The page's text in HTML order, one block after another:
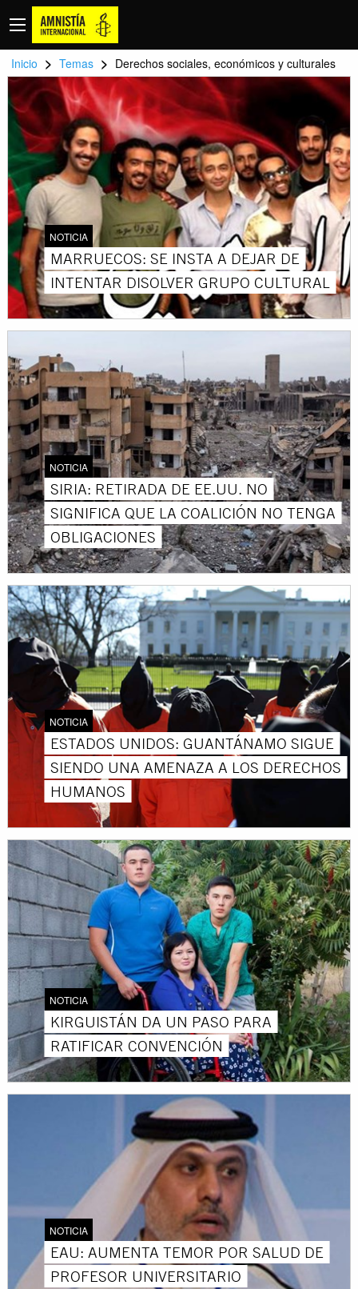
Inicio > Temas > Derechos sociales, económicos y culturales
NOTICIA
MARRUECOS: SE INSTA A DEJAR DE
INTENTAR DISOLVER GRUPO CULTURAL
NOTICIA
SIRIA: RETIRADA DE EE.UU. NO
SIGNIFICA QUE LA COALICIÓN NO TENGA
OBLIGACIONES
NOTICIA
ESTADOS UNIDOS: GUANTÁNAMO SIGUE
SIENDO UNA AMENAZA A LOS DERECHOS
HUMANOS
NOTICIA
KIRGUISTÁN DA UN PASO PARA
RATIFICAR CONVENCIÓN
NOTICIA
EAU: AUMENTA TEMOR POR SALUD DE
PROFESOR UNIVERSITARIO